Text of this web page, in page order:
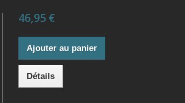
46,95 €
Ajouter au panier
Détails